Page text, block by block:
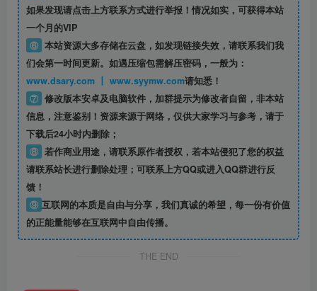
如果发现请点击上方联系方式进行举报！情况如实，可获得本站
一个月的VIP
⑥ 本站资源大多存储在云盘，如发现链接失效，请联系我们我
们会第一时间更新。如遇压缩包需解压密码，一般为：
www.dsary.com 丨 www.syymw.com请知悉！
⑦ 修改版本安卓及电脑软件，加群提示为修改者自留， 非本站
信息，注意鉴别！资源来源于网络，仅供大家学习与参考，请于
下载后24小时内删除；
⑧ 若作商业用途，请联系原作者授权，若本站侵犯了您的权益
请联系站长进行删除处理；可联系上方QQ或进入QQ群进行反
馈！
⑨ 互联网的本质是自由与分享，我们真诚的希望，每一份有价值
的正能量能够在互联网中自由传播。
THE END